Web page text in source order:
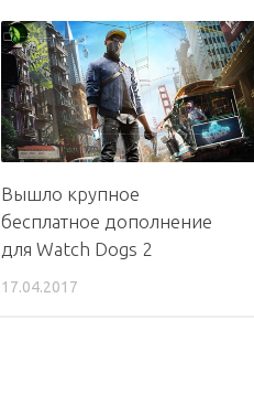
Вышло крупное
бесплатное дополнение
для Watch Dogs 2
17.04.2017